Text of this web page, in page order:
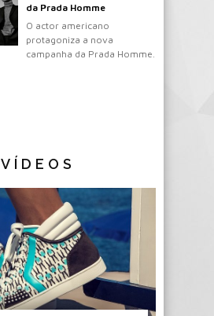
da Prada Homme
O actor americano
protagoniza a nova
campanha da Prada Homme.
VÍDEOS